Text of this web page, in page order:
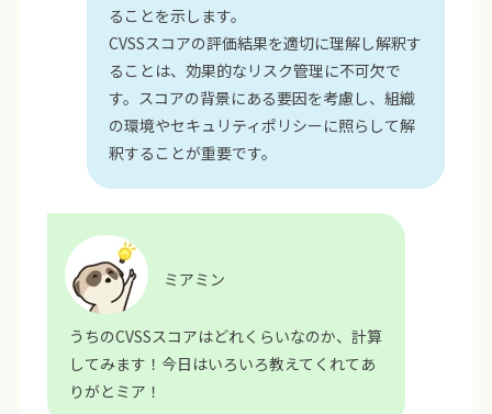
ることを示します。
CVSSスコアの評価結果を適切に理解し解釈す
ることは、効果的なリスク管理に不可欠で
す。スコアの背景にある要因を考慮し、組織
の環境やセキュリティポリシーに照らして解
釈することが重要です。
ミアミン
うちのCVSSスコアはどれくらいなのか、計算
してみます！今日はいろいろ教えてくれてあ
りがとミア！